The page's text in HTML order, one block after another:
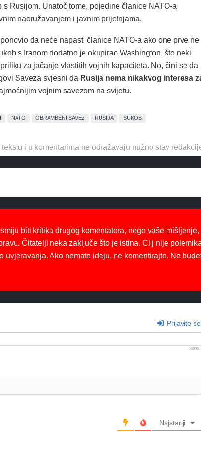
s Rusijom. Unatoč tome, pojedine članice NATO-a
naoružavanjem i javnim prijetnjama.
da neće napasti članice NATO-a ako one prve ne
s Iranom dodatno je okupirao Washington, što neki
za jačanje vlastitih vojnih kapaciteta. No, čini se da
Saveza svjesni da Rusija nema nikakvog interesa
vojnim savezom na svijetu.
NATO OBRAMBENI SAVEZ RUSIJA SUKOB
i u komentarima ne odražavaju nužno stav
biti kritika drugog komentatora, nego vaše mišljenje,
Čitatelji neka zaključe što je istina. Cilj nije
uvjeravanja. Ako nemate ideju, ne komentirajte. Ne
Prijavite se
3000
Najstariji